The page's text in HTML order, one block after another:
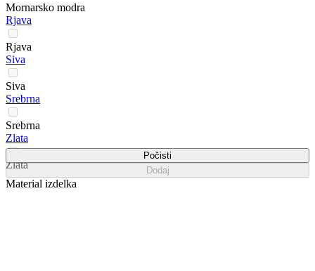
Mornarsko modra
Rjava
Rjava
Siva
Siva
Srebrna
Srebrna
Zlata
Zlata
Počisti
Dodaj
Material izdelka